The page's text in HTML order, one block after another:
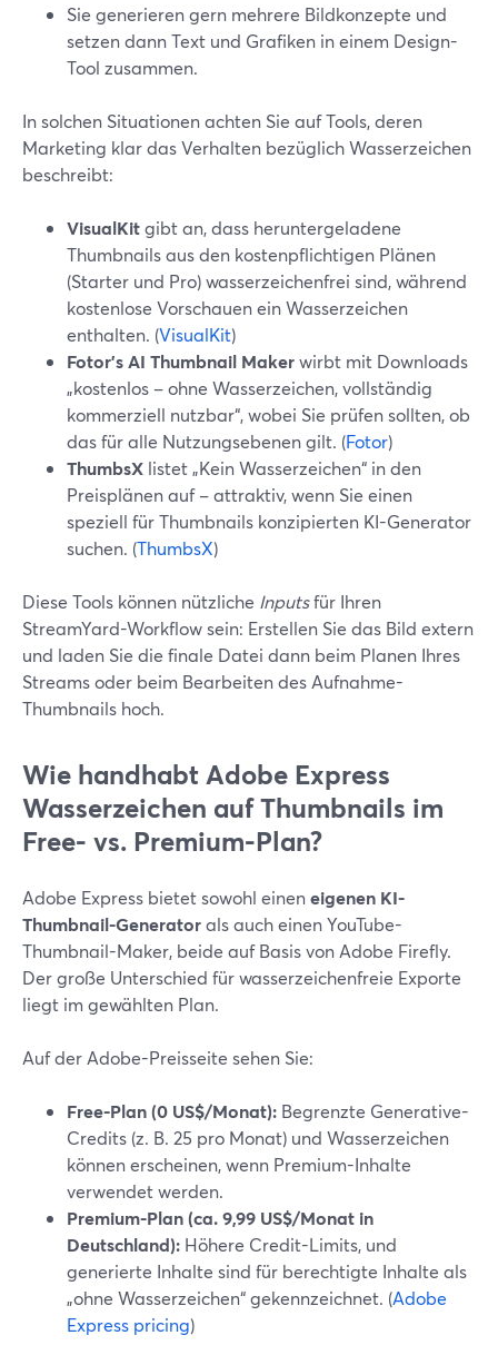
Sie generieren gern mehrere Bildkonzepte und
setzen dann Text und Grafiken in einem Design-
Tool zusammen.
In solchen Situationen achten Sie auf Tools, deren
Marketing klar das Verhalten bezüglich Wasserzeichen
beschreibt:
VisualKitgibt an, dass heruntergeladene
Thumbnails aus den kostenpflichtigen Plänen
(Starter und Pro) wasserzeichenfrei sind, während
kostenlose Vorschauen ein Wasserzeichen
enthalten. (VisualKit)
Fotor’s AI Thumbnail Makerwirbt mit Downloads
„kostenlos – ohne Wasserzeichen, vollständig
kommerziell nutzbar“, wobei Sie prüfen sollten, ob
das für alle Nutzungsebenen gilt. (Fotor)
ThumbsX listet „Kein Wasserzeichen“ in den
Preisplänen auf – attraktiv, wenn Sie einen
speziell für Thumbnails konzipierten KI-Generator
suchen. (ThumbsX)
Diese Tools können nützliche Inputsfür Ihren
StreamYard-Workflow sein: Erstellen Sie das Bild extern
und laden Sie die finale Datei dann beim Planen Ihres
Streams oder beim Bearbeiten des Aufnahme-
Thumbnails hoch.
Wie handhabt Adobe Express
Wasserzeichen auf Thumbnails im
Free- vs. Premium-Plan?
Adobe Express bietet sowohl eineneigenen KI-
Thumbnail-Generatorals auch einen YouTube-
Thumbnail-Maker, beide auf Basis von Adobe Firefly.
Der große Unterschied für wasserzeichenfreie Exporte
liegt im gewählten Plan.
Auf der Adobe-Preisseite sehen Sie:
Free-Plan (0 US$/Monat): Begrenzte Generative-
Credits (z. B. 25 pro Monat) und Wasserzeichen
können erscheinen, wenn Premium-Inhalte
verwendet werden.
Premium-Plan (ca. 9,99 US$/Monat in
Deutschland): Höhere Credit-Limits, und
generierte Inhalte sind für berechtigte Inhalte als
„ohne Wasserzeichen“ gekennzeichnet. (Adobe
Express pricing)